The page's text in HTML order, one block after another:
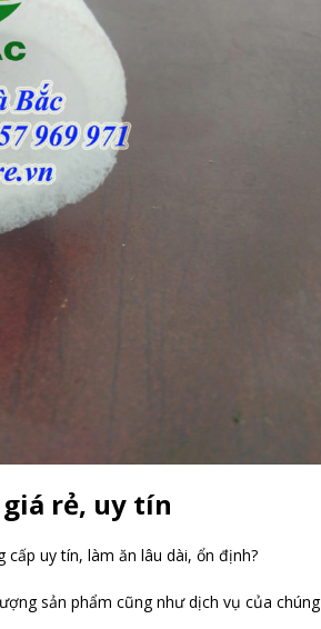
rẻ, uy tín
cấp uy tín, làm ăn lâu dài, ổn định?
sản phẩm cũng như dịch vụ của chúng